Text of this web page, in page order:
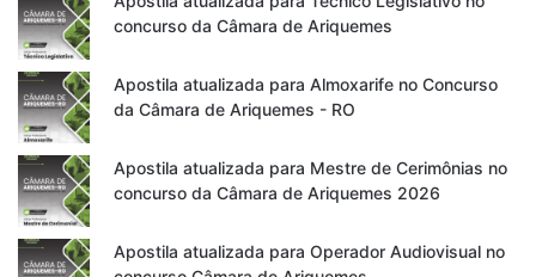
concurso da Câmara de Ariquemes
Apostila atualizada para Almoxarife no Concurso
da Câmara de Ariquemes - RO
Apostila atualizada para Mestre de Cerimônias no
concurso da Câmara de Ariquemes 2026
Apostila atualizada para Operador Audiovisual no